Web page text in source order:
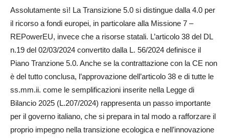
Assolutamente sì! La Transizione 5.0 si distingue dalla 4.0 per
il ricorso a fondi europei, in particolare alla Missione 7 –
REPowerEU, invece che a risorse statali. L’articolo 38 del DL
n.19 del 02/03/2024 convertito dalla L. 56/2024 definisce il
Piano Tranzione 5.0. Anche se la contrattazione con la CE non
è del tutto conclusa, l’approvazione dell’articolo 38 e di tutte le
ss.mm.ii. come le semplificazioni inserite nella Legge di
Bilancio 2025 (L.207/2024) rappresenta un passo importante
per il governo italiano, che si prepara in tal modo a rafforzare il
proprio impegno nella transizione ecologica e nell’innovazione